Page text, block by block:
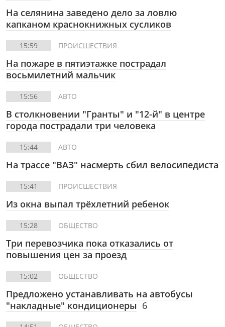
На селянина заведено дело за ловлю
капканом краснокнижных сусликов
15:59 ПРОИСШЕСТВИЯ
На пожаре в пятиэтажке пострадал
восьмилетний мальчик
15:56 АВТО
В столкновении "Гранты" и "12-й" в центре
города пострадали три человека
15:44 АВТО
На трассе "ВАЗ" насмерть сбил велосипедиста
15:41 ПРОИСШЕСТВИЯ
Из окна выпал трёхлетний ребенок
15:28 ОБЩЕСТВО
Три перевозчика пока отказались от
повышения цен за проезд
15:02 ОБЩЕСТВО
Предложено устанавливать на автобусы
"накладные" кондиционеры 6